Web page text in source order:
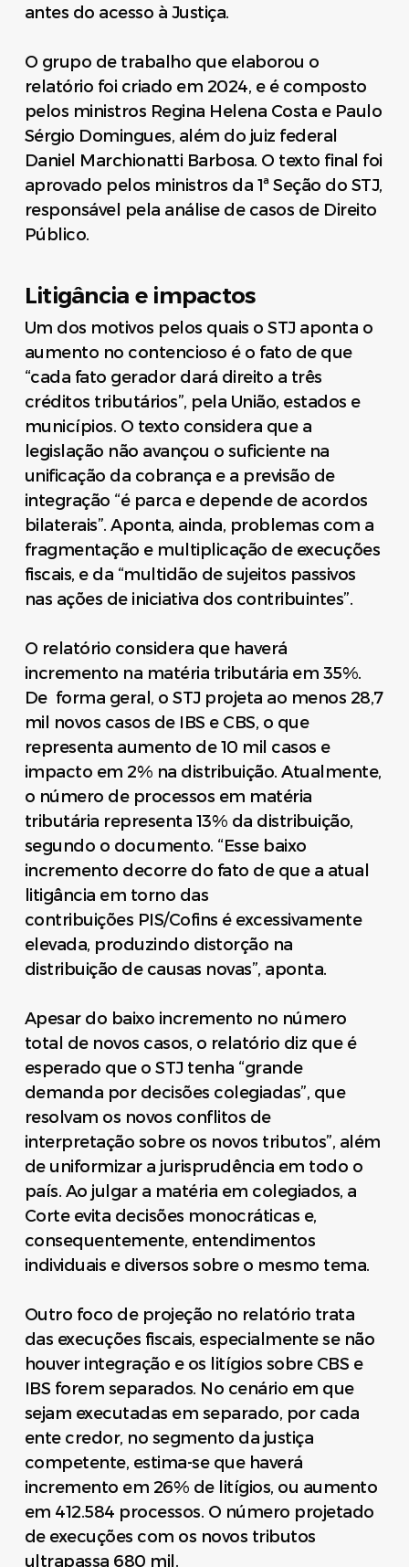
antes do acesso à Justiça.
O grupo de trabalho que elaborou o
relatório foi criado em 2024, e é composto
pelos ministros Regina Helena Costa e Paulo
Sérgio Domingues, além do juiz federal
Daniel Marchionatti Barbosa. O texto final foi
aprovado pelos ministros da 1ª Seção do STJ,
responsável pela análise de casos de Direito
Público.
Litigância e impactos
Um dos motivos pelos quais o STJ aponta o
aumento no contencioso é o fato de que
“cada fato gerador dará direito a três
créditos tributários”, pela União, estados e
municípios. O texto considera que a
legislação não avançou o suficiente na
unificação da cobrança e a previsão de
integração “é parca e depende de acordos
bilaterais”. Aponta, ainda, problemas com a
fragmentação e multiplicação de execuções
fiscais, e da “multidão de sujeitos passivos
nas ações de iniciativa dos contribuintes”.
O relatório considera que haverá
incremento na matéria tributária em 35%.
De forma geral, o STJ projeta ao menos 28,7
mil novos casos de IBS e CBS, o que
representa aumento de 10 mil casos e
impacto em 2% na distribuição. Atualmente,
o número de processos em matéria
tributária representa 13% da distribuição,
segundo o documento. “Esse baixo
incremento decorre do fato de que a atual
litigância em torno das
contribuições PIS/Cofins é excessivamente
elevada, produzindo distorção na
distribuição de causas novas”, aponta.
Apesar do baixo incremento no número
total de novos casos, o relatório diz que é
esperado que o STJ tenha “grande
demanda por decisões colegiadas”, que
resolvam os novos conflitos de
interpretação sobre os novos tributos”, além
de uniformizar a jurisprudência em todo o
país. Ao julgar a matéria em colegiados, a
Corte evita decisões monocráticas e,
consequentemente, entendimentos
individuais e diversos sobre o mesmo tema.
Outro foco de projeção no relatório trata
das execuções fiscais, especialmente se não
houver integração e os litígios sobre CBS e
IBS forem separados. No cenário em que
sejam executadas em separado, por cada
ente credor, no segmento da justiça
competente, estima-se que haverá
incremento em 26% de litígios, ou aumento
em 412.584 processos. O número projetado
de execuções com os novos tributos
ultrapassa 680 mil.